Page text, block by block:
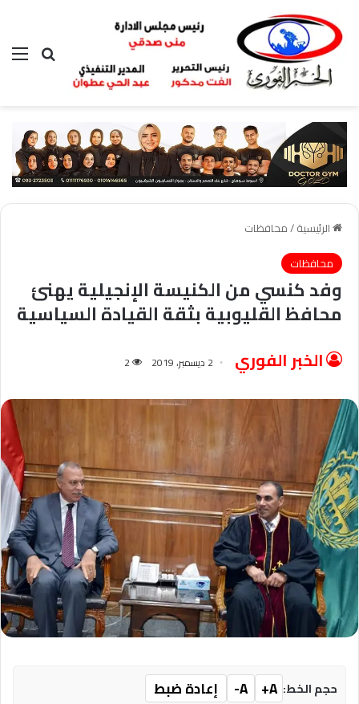
بحث عن
الرئيسية/محافظات
محافظات
وفد كنسي من الكنيسة الإنجيلية يهنئ
محافظ القليوبية بثقة القيادة السياسية
الخبر الفوري 2 ديسمبر، 2019 2
حجم الخط: A+
A- إعادة ضبط